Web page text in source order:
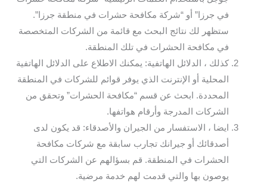
في جرزا” أو “شركة مكافحة حشرات في منطقة جرزا”.
ستظهر لك نتائج البحث مع قائمة من الشركات المتخصصة
في مكافحة الحشرات في تلك المنطقة.
كذلك ، الدلائل الهاتفية: يمكنك الاطلاع على الدلائل الهاتفية
المحلية أو الإنترنت الذي يوفر قوائم للشركات في المنطقة
المحددة. ابحث عن قسم “مكافحة الحشرات” وتحقق من
الشركات المدرجة وأرقام هواتفها.
ايضا ، الاستفسار من الجيران والأصدقاء: قد يكون لدى
أصدقائك أو جيرانك تجارب سابقة مع شركات مكافحة
الحشرات في المنطقة. قم بسؤالهم عن الشركات التي
يوصون بها والتي قدمت لهم خدمة مرضية.